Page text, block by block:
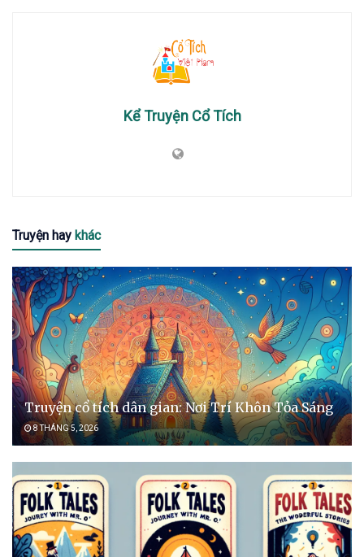
Kể Truyện Cổ Tích
Truyện hay khác
Truyện cổ tích dân gian: Nơi Trí Khôn Tỏa Sáng
8 THÁNG 5, 2026